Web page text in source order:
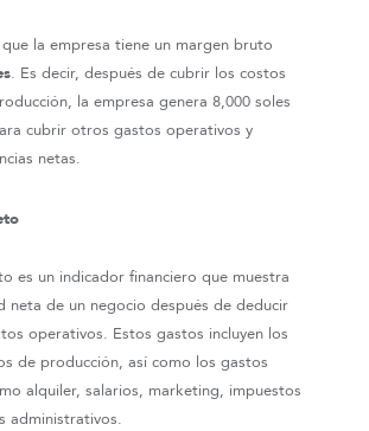
la empresa tiene un margen bruto
. Es decir, después de cubrir los costos
la empresa genera 8,000 soles
cubrir otros gastos operativos y
netas.
es un indicador financiero que muestra
neta de un negocio después de deducir
operativos. Estos gastos incluyen los
de producción, así como los gastos
alquiler, salarios, marketing, impuestos
administrativos.